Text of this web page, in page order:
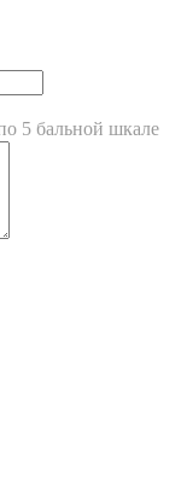
5 бальной шкале